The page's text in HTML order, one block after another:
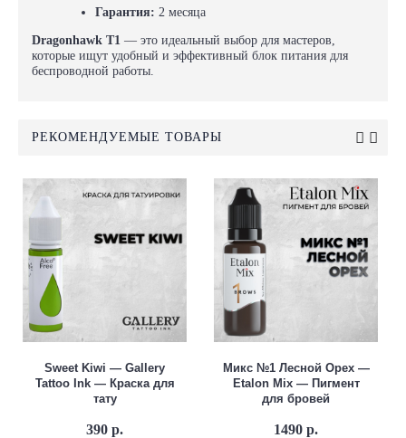
Гарантия: 2 месяца
Dragonhawk T1 — это идеальный выбор для мастеров,
которые ищут удобный и эффективный блок питания для
беспроводной работы.
РЕКОМЕНДУЕМЫЕ ТОВАРЫ
Sweet Kiwi — Gallery
Tattoo Ink — Краска для
тату
390 р.
Микс №1 Лесной Орех —
Etalon Mix — Пигмент
для бровей
1490 р.